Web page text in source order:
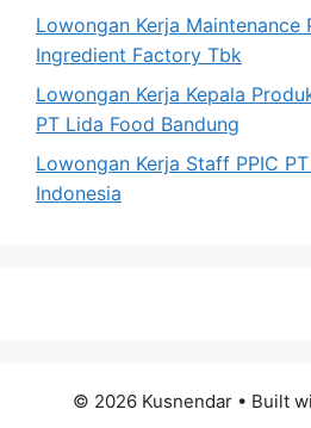
Lowongan Kerja Maintenance
Ingredient Factory Tbk
Lowongan Kerja Kepala
PT Lida Food Bandung
Lowongan Kerja Staff PPIC
Indonesia
© 2026 Kusnendar• Built